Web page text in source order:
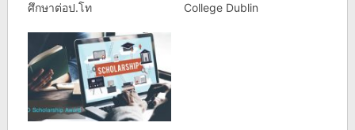
ศึกษาต่อป.โท
College Dublin